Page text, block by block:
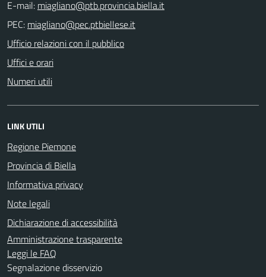
E-mail:
PEC:
Ufficio relazioni con il pubblico
Uffici e orari
Numeri utili
LINK UTILI
Regione Piemone
Provincia di Biella
Informativa privacy
Note legali
Dichiarazione di accessibilità
Amministrazione trasparente
Leggi le FAQ
Segnalazione disservizio